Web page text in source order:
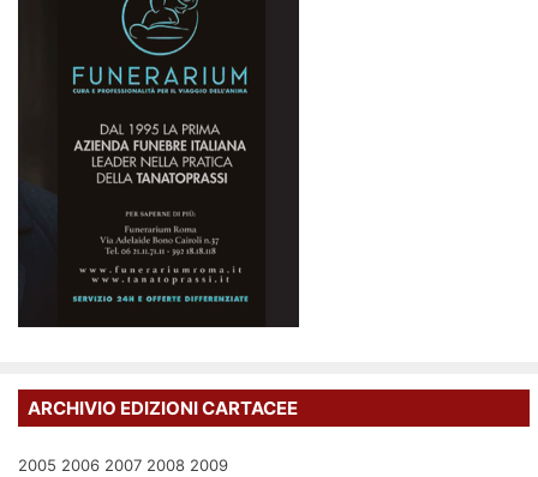
ARCHIVIO EDIZIONI CARTACEE
2005 2006 2007 2008 2009